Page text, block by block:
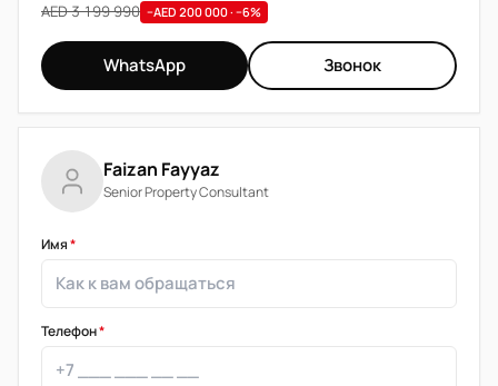
AED 3 199 990 −AED 200 000 · −6%
WhatsApp Звонок
Faizan Fayyaz
Senior Property Consultant
Имя*
Телефон*